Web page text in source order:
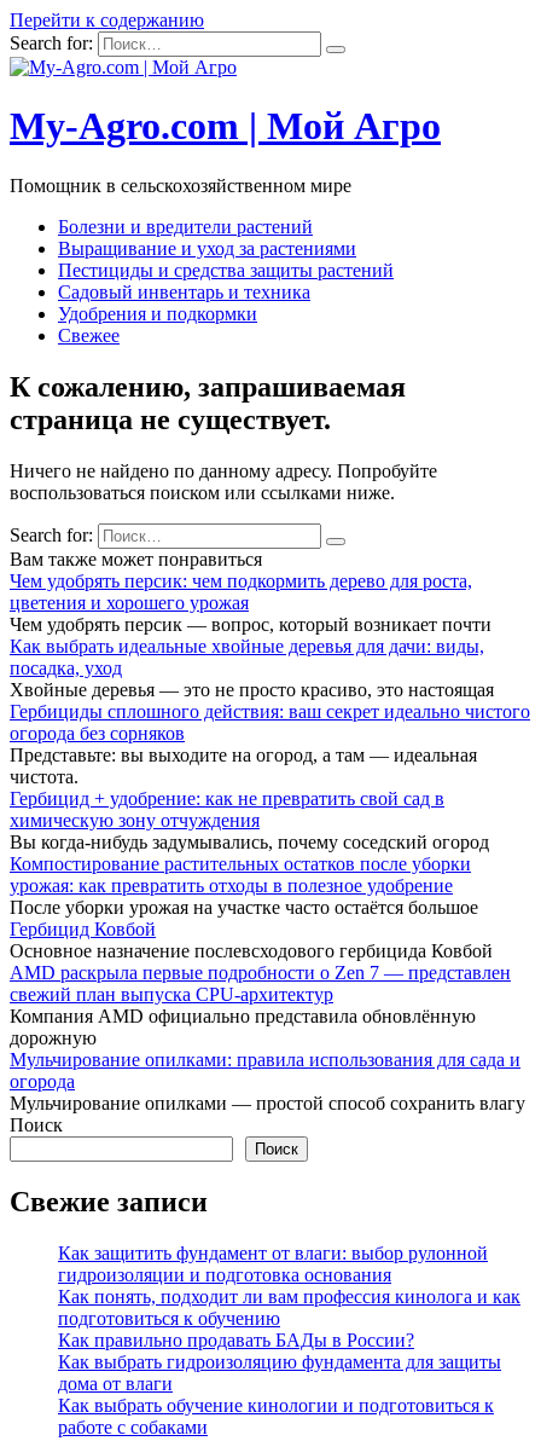
Перейти к содержанию
Search for:
My-Agro.com | Мой Агро
Помощник в сельскохозяйственном мире
Болезни и вредители растений
Выращивание и уход за растениями
Пестициды и средства защиты растений
Садовый инвентарь и техника
Удобрения и подкормки
Свежее
К сожалению, запрашиваемая
страница не существует.
Ничего не найдено по данному адресу. Попробуйте
воспользоваться поиском или ссылками ниже.
Search for:
Вам также может понравиться
Чем удобрять персик: чем подкормить дерево для роста,
цветения и хорошего урожая
Чем удобрять персик — вопрос, который возникает почти
Как выбрать идеальные хвойные деревья для дачи: виды,
посадка, уход
Хвойные деревья — это не просто красиво, это настоящая
Гербициды сплошного действия: ваш секрет идеально чистого
огорода без сорняков
Представьте: вы выходите на огород, а там — идеальная
чистота.
Гербицид + удобрение: как не превратить свой сад в
химическую зону отчуждения
Вы когда-нибудь задумывались, почему соседский огород
Компостирование растительных остатков после уборки
урожая: как превратить отходы в полезное удобрение
После уборки урожая на участке часто остаётся большое
Гербицид Ковбой
Основное назначение послевсходового гербицида Ковбой
AMD раскрыла первые подробности о Zen 7 — представлен
свежий план выпуска CPU-архитектур
Компания AMD официально представила обновлённую
дорожную
Мульчирование опилками: правила использования для сада и
огорода
Мульчирование опилками — простой способ сохранить влагу
Поиск
Поиск
Свежие записи
Как защитить фундамент от влаги: выбор рулонной
гидроизоляции и подготовка основания
Как понять, подходит ли вам профессия кинолога и как
подготовиться к обучению
Как правильно продавать БАДы в России?
Как выбрать гидроизоляцию фундамента для защиты
дома от влаги
Как выбрать обучение кинологии и подготовиться к
работе с собаками